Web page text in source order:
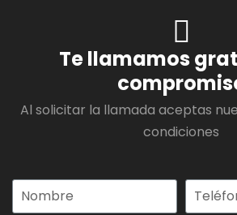
Te llamamos
Al solicitar la llamada aceptas
condiciones